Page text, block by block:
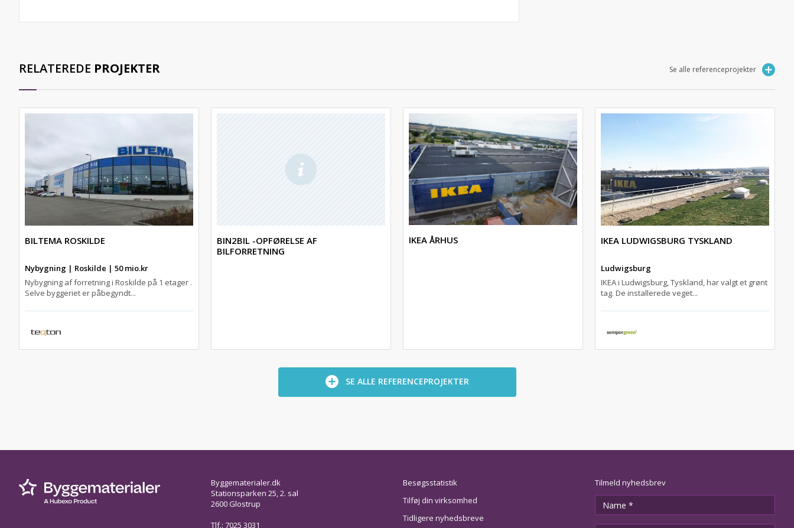
Se alle referenceprojekter
RELATEREDE PROJEKTER
BILTEMA ROSKILDE
Nybygning | Roskilde | 50 mio.kr
Nybygning af forretning i Roskilde på 1 etager .
Selve byggeriet er påbegyndt...
BIN2BIL -OPFØRELSE AF
BILFORRETNING
IKEA ÅRHUS IKEA LUDWIGSBURG TYSKLAND
Ludwigsburg
IKEA i Ludwigsburg, Tyskland, har valgt et grønt
tag. De installerede veget...
SE ALLE REFERENCEPROJEKTER
Byggematerialer.dk
Stationsparken 25, 2. sal
2600 Glostrup
Tlf.: 7025 3031
Besøgsstatistik
Tilføj din virksomhed
Tidligere nyhedsbreve
Tilmeld nyhedsbrev